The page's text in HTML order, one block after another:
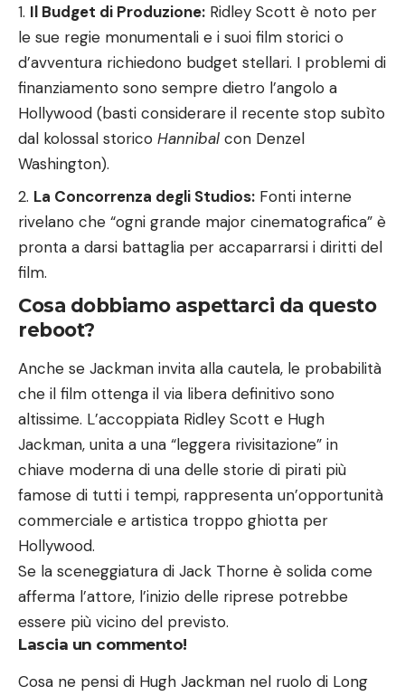
Il Budget di Produzione: Ridley Scott è noto per
le sue regie monumentali e i suoi film storici o
d’avventura richiedono budget stellari. I problemi di
finanziamento sono sempre dietro l’angolo a
Hollywood (basti considerare il recente stop subìto
dal kolossal storico Hannibal con Denzel
Washington).
La Concorrenza degli Studios: Fonti interne
rivelano che “ogni grande major cinematografica” è
pronta a darsi battaglia per accaparrarsi i diritti del
film.
Cosa dobbiamo aspettarci da questo
reboot?
Anche se Jackman invita alla cautela, le probabilità
che il film ottenga il via libera definitivo sono
altissime. L’accoppiata Ridley Scott e Hugh
Jackman, unita a una “leggera rivisitazione” in
chiave moderna di una delle storie di pirati più
famose di tutti i tempi, rappresenta un’opportunità
commerciale e artistica troppo ghiotta per
Hollywood.
Se la sceneggiatura di Jack Thorne è solida come
afferma l’attore, l’inizio delle riprese potrebbe
essere più vicino del previsto.
Lascia un commento!
Cosa ne pensi di Hugh Jackman nel ruolo di Long